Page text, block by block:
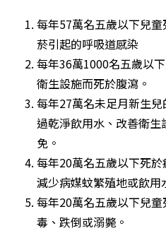
每年57萬名五歲以下兒
菸引起的呼吸道感染
每年36萬1000名五歲以
衛生設施而死於腹瀉。
每年27萬名未足月新生
過乾淨飲用水、改善衛
免。
每年20萬名五歲以下死
減少病媒蚊繁殖地或飲用
每年20萬名五歲以下兒
毒、跌倒或溺斃。